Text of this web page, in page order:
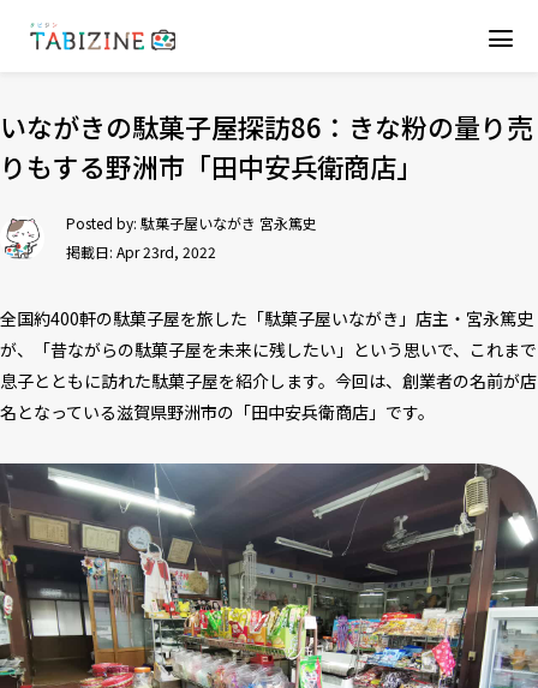
いながきの駄菓子屋探訪86：きな粉の量り売
りもする野洲市「田中安兵衛商店」
Posted by: 駄菓子屋いながき 宮永篤史
掲載日: Apr 23rd, 2022
全国約400軒の駄菓子屋を旅した「駄菓子屋いながき」店主・宮永篤史
が、「昔ながらの駄菓子屋を未来に残したい」という思いで、これまで
息子とともに訪れた駄菓子屋を紹介します。今回は、創業者の名前が店
名となっている滋賀県野洲市の「田中安兵衛商店」です。